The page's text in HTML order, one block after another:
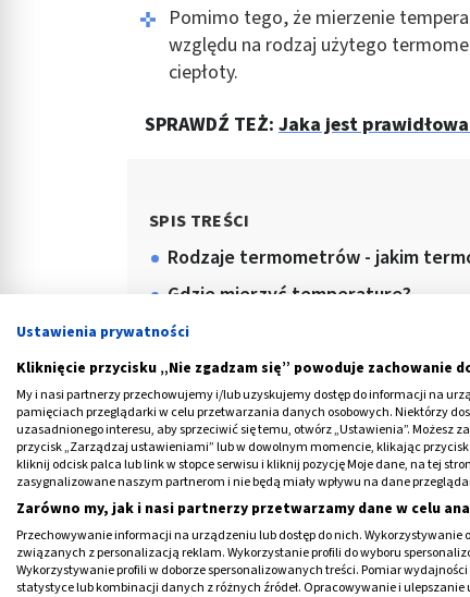
Pomimo tego, że mierzenie
względu na rodzaj użytego
ciepłoty.
SPRAWDŹ TEŻ: Jaka jest
SPIS TREŚCI
Rodzaje termometrów - jakim
Gdzie mierzyć temperaturę?
Mierzenie temperatury ciała - od
Błędy przy mierzeniu
termometrem elektronicznym i
Medme poleca
Ustawienia prywatności
Kliknięcie przycisku „Nie zgadzam się” powoduje
My i nasi partnerzy przechowujemy i/lub uzyskujemy dostęp do informacji na
pamięciach przeglądarki w celu przetwarzania danych osobowych. Niektórzy
uzasadnionego interesu, aby sprzeciwić się temu, otwórz „Ustawienia”.
przycisk „Zarządzaj ustawieniami” lub w dowolnym momencie, klikając
kliknij odcisk palca lub link w stopce serwisu i kliknij pozycję Moje dane, na tej
zasygnalizowane naszym partnerom i nie będą miały wpływu na dane
Zarówno my, jak i nasi partnerzy przetwarzamy dane w celu
Przechowywanie informacji na urządzeniu lub dostęp do nich.
związanych z personalizacją reklam. Wykorzystanie profili do wyboru
Wykorzystywanie profili w doborze spersonalizowanych treści. Pomiar
statystyce lub kombinacji danych z różnych źródeł. Opracowywanie i